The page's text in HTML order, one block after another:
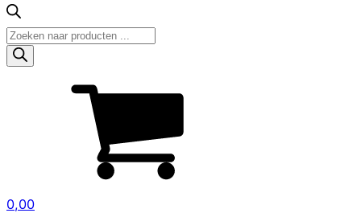
Producten
zoeken
0,00